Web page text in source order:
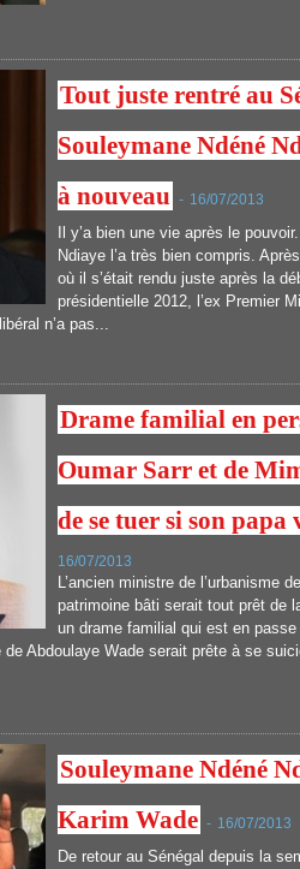
Tout juste rentré au
Souleymane Ndéné
à nouveau - 16/07/2013
Il y’a bien une vie après le
Ndiaye l’a très bien compris.
où il s’était rendu juste après la
présidentielle 2012, l’ex Premier
n’a pas...
Drame familial en
Oumar Sarr et de
de se tuer si son papa
16/07/2013
L’ancien ministre de l’urbanisme
patrimoine bâti serait tout prêt de
un drame familial qui est en
de Abdoulaye Wade serait prête à se
Souleymane Ndéné
Karim Wade - 16/07/2013
De retour au Sénégal depuis la